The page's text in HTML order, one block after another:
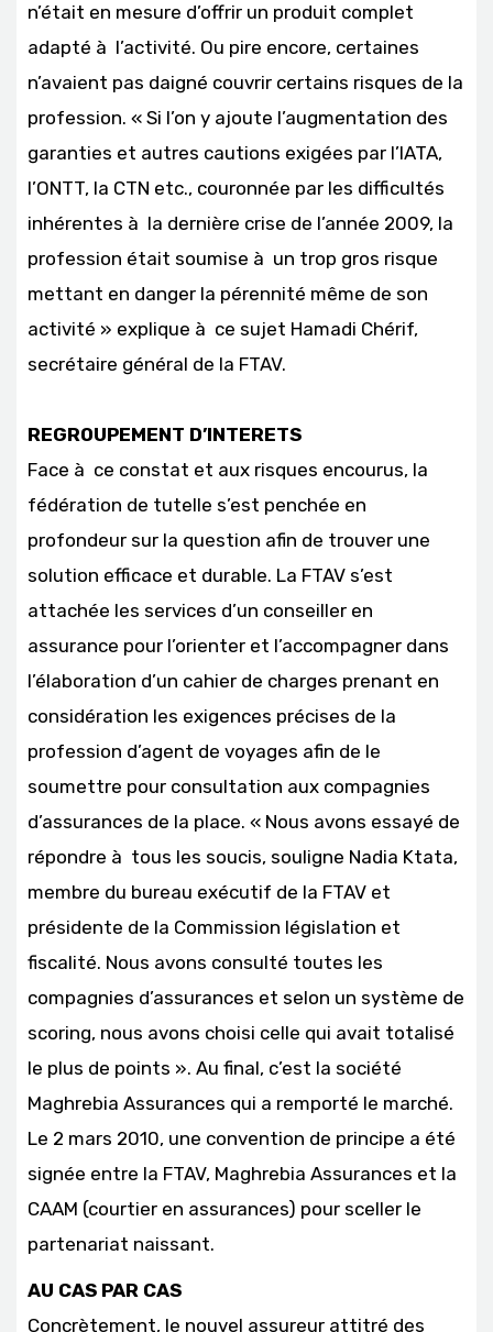
n’était en mesure d’offrir un produit complet
adapté à l’activité. Ou pire encore, certaines
n’avaient pas daigné couvrir certains risques de la
profession. « Si l’on y ajoute l’augmentation des
garanties et autres cautions exigées par l’IATA,
l’ONTT, la CTN etc., couronnée par les difficultés
inhérentes à la dernière crise de l’année 2009, la
profession était soumise à un trop gros risque
mettant en danger la pérennité même de son
activité » explique à ce sujet Hamadi Chérif,
secrétaire général de la FTAV.
REGROUPEMENT D’INTERETS
Face à ce constat et aux risques encourus, la
fédération de tutelle s’est penchée en
profondeur sur la question afin de trouver une
solution efficace et durable. La FTAV s’est
attachée les services d’un conseiller en
assurance pour l’orienter et l’accompagner dans
l’élaboration d’un cahier de charges prenant en
considération les exigences précises de la
profession d’agent de voyages afin de le
soumettre pour consultation aux compagnies
d’assurances de la place. « Nous avons essayé de
répondre à tous les soucis, souligne Nadia Ktata,
membre du bureau exécutif de la FTAV et
présidente de la Commission législation et
fiscalité. Nous avons consulté toutes les
compagnies d’assurances et selon un système de
scoring, nous avons choisi celle qui avait totalisé
le plus de points ». Au final, c’est la société
Maghrebia Assurances qui a remporté le marché.
Le 2 mars 2010, une convention de principe a été
signée entre la FTAV, Maghrebia Assurances et la
CAAM (courtier en assurances) pour sceller le
partenariat naissant.
AU CAS PAR CAS
Concrètement, le nouvel assureur attitré des